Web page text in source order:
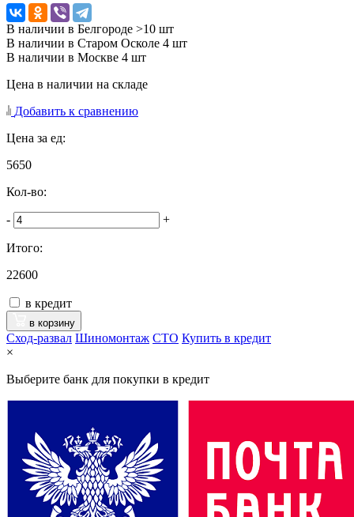
В наличии в Белгороде >10 шт
В наличии в Старом Осколе 4 шт
В наличии в Москве 4 шт
Цена в наличии на складе
Добавить к сравнению
Цена за ед:
5650
Кол-во:
- +
Итого:
22600
в кредит
в корзину
Сход-развал Шиномонтаж CTO Купить в кредит
×
Выберите банк для покупки в кредит